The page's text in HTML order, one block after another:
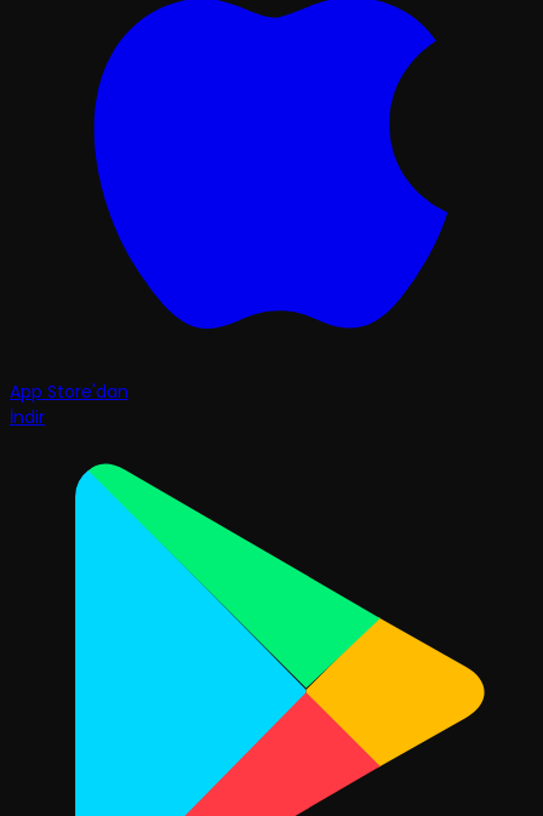
App Store'dan
İndir